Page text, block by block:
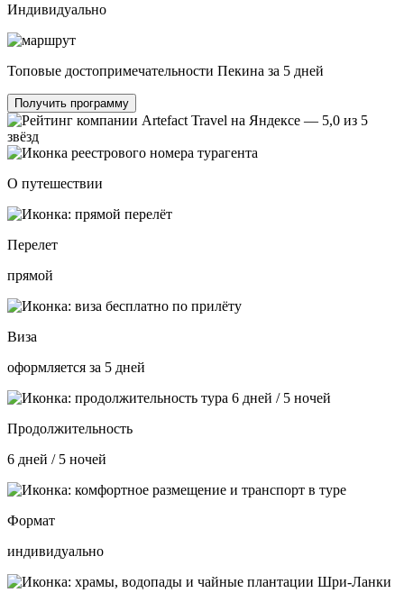
Индивидуально
Топовые достопримечательности Пекина за 5 дней
Получить программу
О путешествии
Перелет
прямой
Виза
оформляется за 5 дней
Продолжительность
6 дней / 5 ночей
Формат
индивидуально